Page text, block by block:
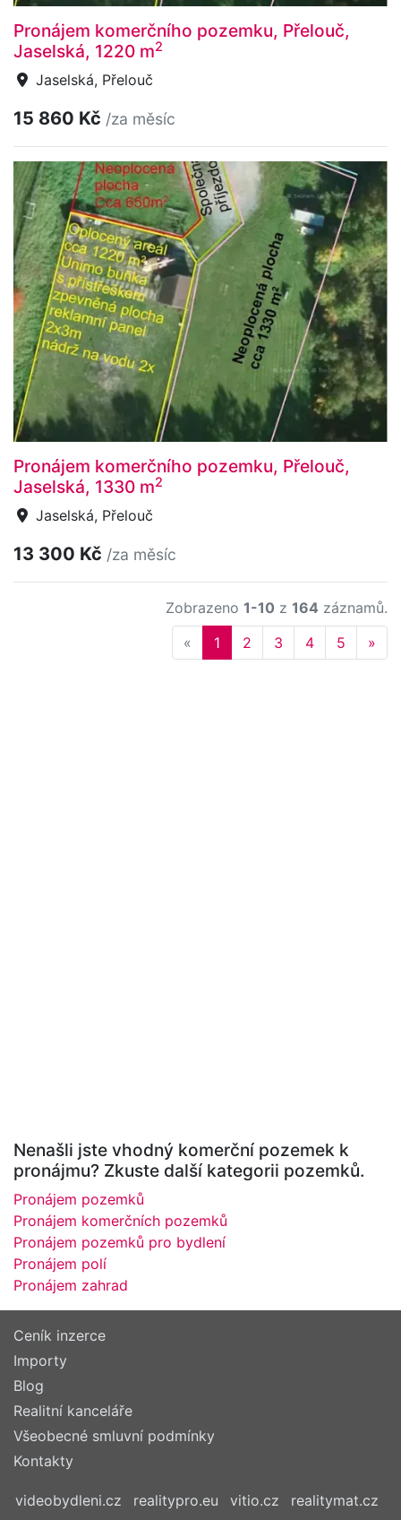
Pronájem komerčního pozemku, Přelouč,
Jaselská, 1220 m2
Jaselská, Přelouč
15 860 Kč /za měsíc
Pronájem komerčního pozemku, Přelouč,
Jaselská, 1330 m2
Jaselská, Přelouč
13 300 Kč /za měsíc
Zobrazeno 1-10 z 164 záznamů.
« Previous
1 2 3 4 5 »
Nenašli jste vhodný komerční pozemek k
pronájmu? Zkuste další kategorii pozemků.
Pronájem pozemků
Pronájem komerčních pozemků
Pronájem pozemků pro bydlení
Pronájem polí
Pronájem zahrad
Ceník inzerce
Importy
Blog
Realitní kanceláře
Všeobecné smluvní podmínky
Kontakty
videobydleni.cz realitypro.eu vitio.cz
realitymat.cz